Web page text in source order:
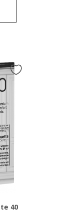
40